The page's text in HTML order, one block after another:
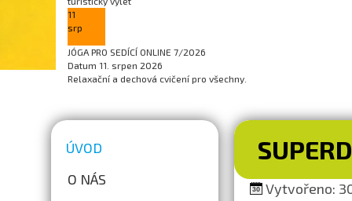
11
srp
JÓGA PRO SEDÍCÍ ONLINE 7/2026
Datum 11. srpen 2026
Relaxační a dechová cvičení pro všechny.
ÚVOD
O NÁS
Vytvořeno: